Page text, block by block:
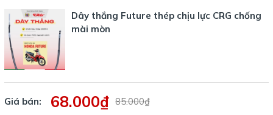
Dây thắng Future thép chịu lực CRG chống
mài mòn
Giá bán: 68.000₫ 85.000₫